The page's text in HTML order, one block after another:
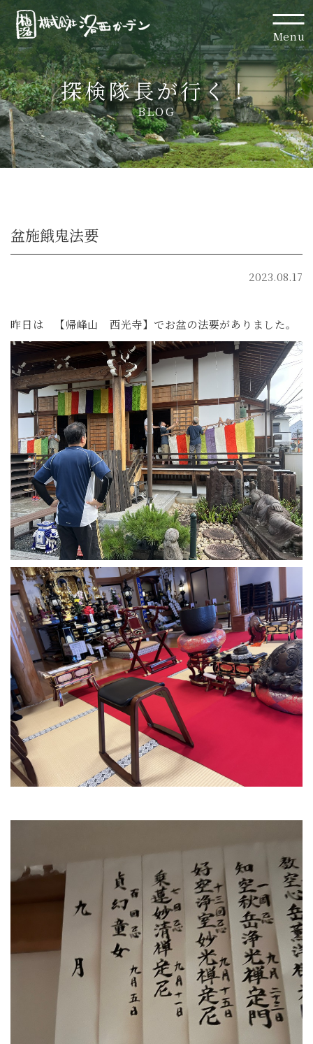
Menu
探検隊長が行く！
BLOG
盆施餓鬼法要
2023.08.17
昨日は 【帰峰山 西光寺】でお盆の法要がありました。